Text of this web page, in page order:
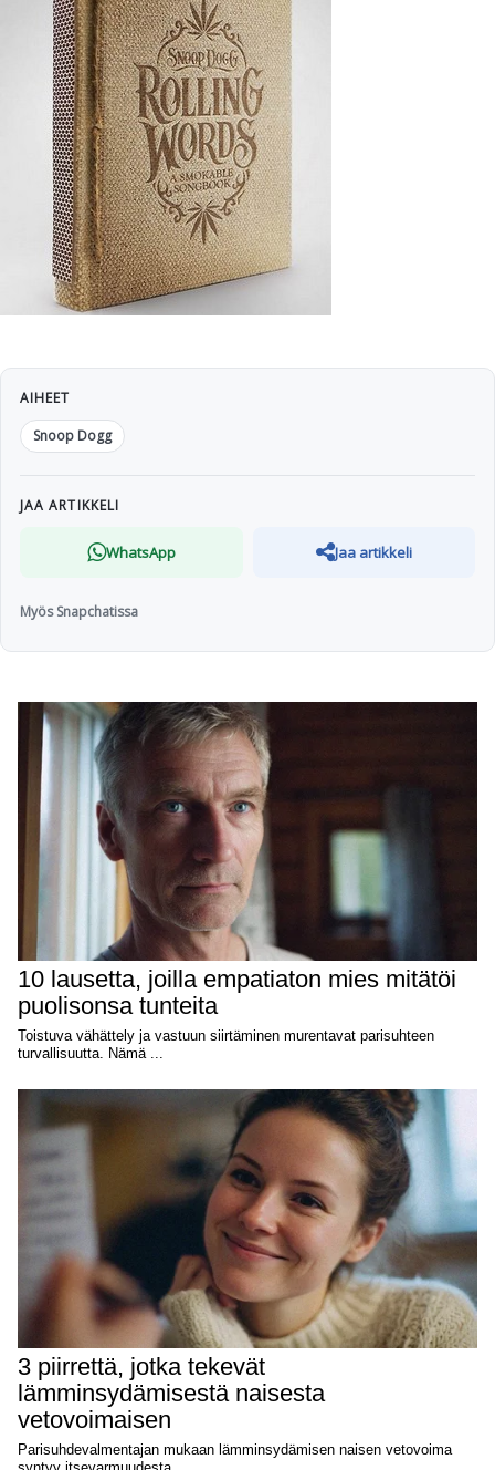
AIHEET
Snoop Dogg
JAA ARTIKKELI
WhatsApp Jaa artikkeli
Myös Snapchatissa